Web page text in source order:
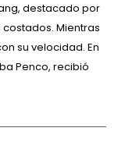
destacado por
Mientras
su velocidad. En
Penco, recibió